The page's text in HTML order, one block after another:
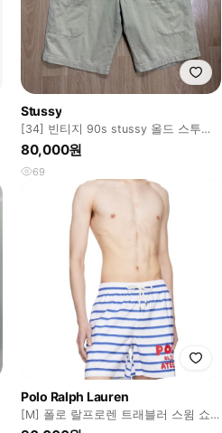
Stussy
[34] 빈티지 90s stussy 올드 스투시
치노 쇼츠 베이지
80,000원
69
Polo Ralph Lauren
[M] 폴로 랄프로렌 트래블러 스윔 쇼
츠 반바지 수영복